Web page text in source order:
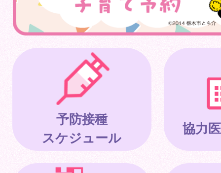
予防接種
スケジュール
協力